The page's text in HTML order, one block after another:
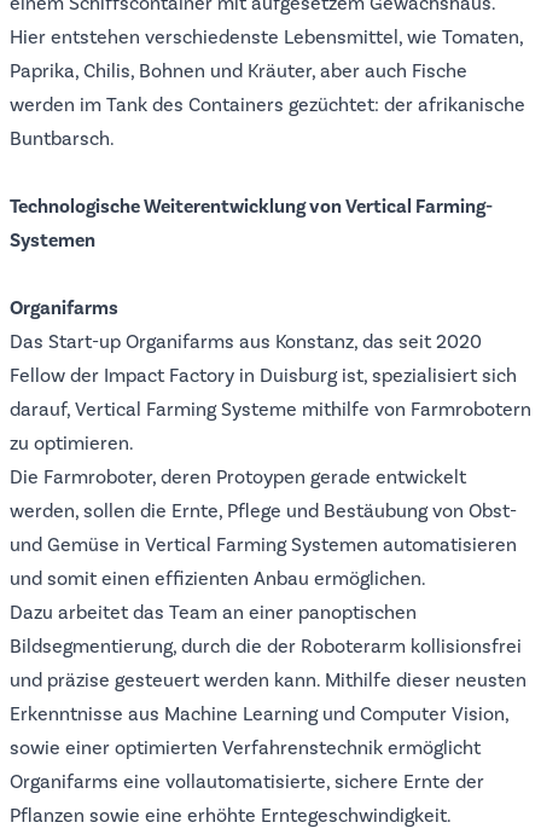
Hier entstehen verschiedenste Lebensmittel, wie Tomaten,
Paprika, Chilis, Bohnen und Kräuter, aber auch Fische
werden im Tank des Containers gezüchtet: der afrikanische
Buntbarsch.
Technologische Weiterentwicklung von Vertical Farming-
Systemen
Organifarms
Das Start-up Organifarms aus Konstanz, das seit 2020
Fellow der Impact Factory in Duisburg ist, spezialisiert sich
darauf, Vertical Farming Systeme mithilfe von Farmrobotern
zu optimieren.
Die Farmroboter, deren Protoypen gerade entwickelt
werden, sollen die Ernte, Pflege und Bestäubung von Obst-
und Gemüse in Vertical Farming Systemen automatisieren
und somit einen effizienten Anbau ermöglichen.
Dazu arbeitet das Team an einer panoptischen
Bildsegmentierung, durch die der Roboterarm kollisionsfrei
und präzise gesteuert werden kann. Mithilfe dieser neusten
Erkenntnisse aus Machine Learning und Computer Vision,
sowie einer optimierten Verfahrenstechnik ermöglicht
Organifarms eine vollautomatisierte, sichere Ernte der
Pflanzen sowie eine erhöhte Erntegeschwindigkeit.